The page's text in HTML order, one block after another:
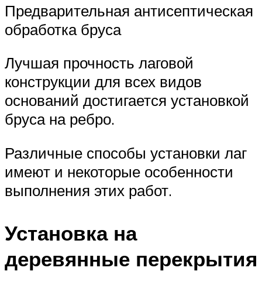
Предварительная антисептическая
обработка бруса
Лучшая прочность лаговой
конструкции для всех видов
оснований достигается установкой
бруса на ребро.
Различные способы установки лаг
имеют и некоторые особенности
выполнения этих работ.
Установка на
деревянные перекрытия